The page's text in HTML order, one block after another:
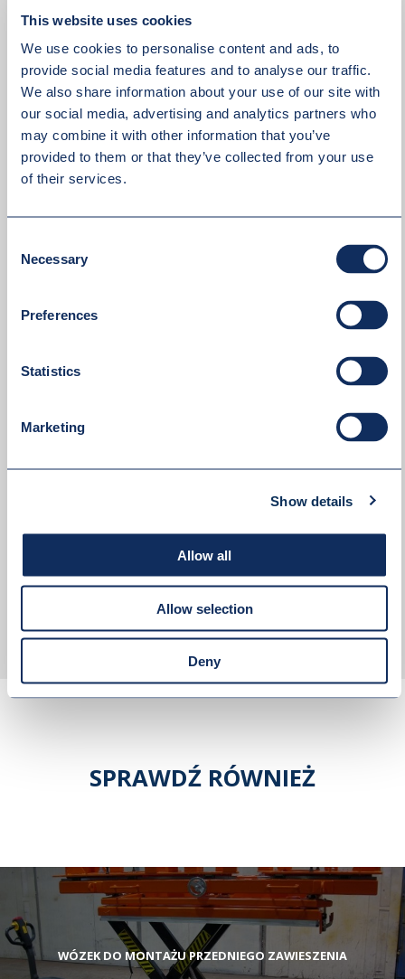
This website uses cookies
We use cookies to personalise content and ads, to
provide social media features and to analyse our traffic.
We also share information about your use of our site with
our social media, advertising and analytics partners who
may combine it with other information that you’ve
provided to them or that they’ve collected from your use
of their services.
Selection
Necessary
Preferences
Statistics
Marketing
Show details
Allow all
Allow selection
Deny
politykę prywatności
WYŚLIJ WIADOMOŚĆ
SPRAWDŹ RÓWNIEŻ
WÓZEK DO MONTAŻU PRZEDNIEGO ZAWIESZENIA